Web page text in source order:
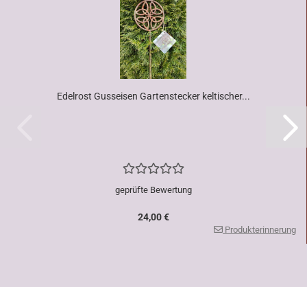
Edelrost Gusseisen Gartenstecker keltischer...
geprüfte Bewertung
24,00 €
Produkterinnerung